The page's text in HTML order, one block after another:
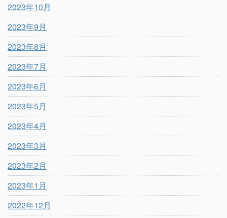
2023年10月
2023年9月
2023年8月
2023年7月
2023年6月
2023年5月
2023年4月
2023年3月
2023年2月
2023年1月
2022年12月